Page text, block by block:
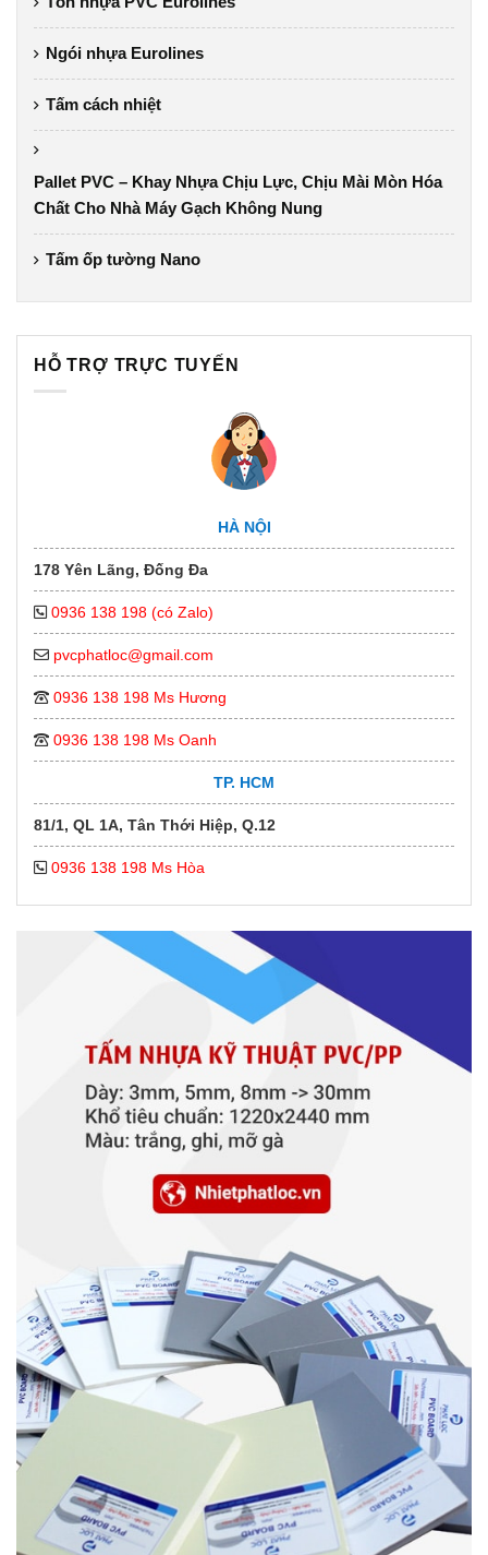
Ngói nhựa Eurolines
Tấm cách nhiệt
Pallet PVC – Khay Nhựa Chịu Lực, Chịu Mài Mòn Hóa
Chất Cho Nhà Máy Gạch Không Nung
Tấm ốp tường Nano
HỖ TRỢ TRỰC TUYẾN
HÀ NỘI
178 Yên Lãng, Đống Đa
0936 138 198 (có Zalo)
pvcphatloc@gmail.com
0936 138 198 Ms Hương
0936 138 198 Ms Oanh
TP. HCM
81/1, QL 1A, Tân Thới Hiệp, Q.12
0936 138 198 Ms Hòa